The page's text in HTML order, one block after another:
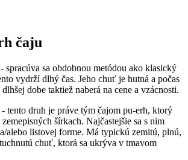
čaju
- spracúva sa obdobnou metódou ako klasický
vydrží dlhý čas. Jeho chuť je hutná a počas
dobe taktiež naberá na cene a vzácnosti.
- tento druh je práve tým čajom pu-erh, ktorý
šírkach. Najčastejšie sa s nim
alebo listovej forme. Má typickú zemitú, plnú,
chuť, ktorá sa ukrýva v tmavom